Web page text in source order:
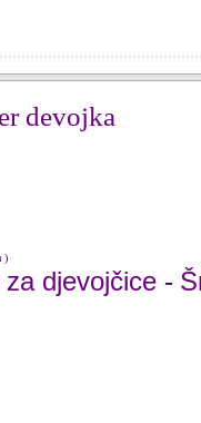
devojka
)
za djevojčice -